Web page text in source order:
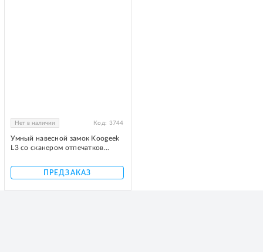
Нет в наличии Код: 3744
Умный навесной замок Koogeek
L3 со сканером отпечатков...
ПРЕДЗАКАЗ